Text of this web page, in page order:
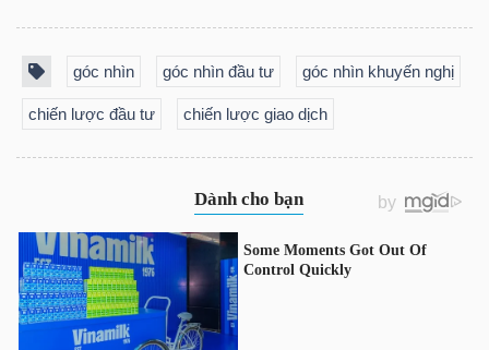
góc nhìn góc nhìn đầu tư góc nhìn khuyến nghị
chiến lược đầu tư chiến lược giao dịch
CÔNG
NGHIỆP
TIÊU
DÙNG
KHÔNG
THIẾT